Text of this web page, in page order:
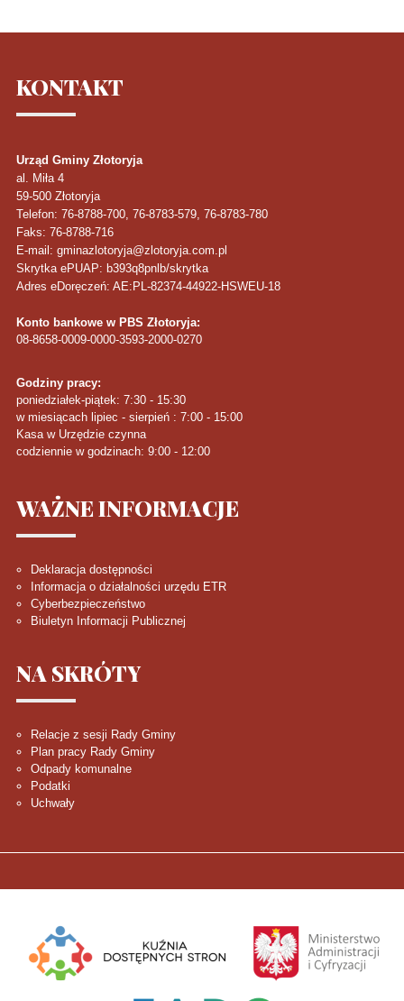
KONTAKT
Urząd Gminy Złotoryja
al. Miła 4
59-500 Złotoryja
Telefon: 76-8788-700, 76-8783-579, 76-8783-780
Faks: 76-8788-716
E-mail: gminazlotoryja@zlotoryja.com.pl
Skrytka ePUAP: b393q8pnlb/skrytka
Adres eDoręczeń: AE:PL-82374-44922-HSWEU-18
Konto bankowe w PBS Złotoryja:
08-8658-0009-0000-3593-2000-0270
Godziny pracy:
poniedziałek-piątek: 7:30 - 15:30
w miesiącach lipiec - sierpień : 7:00 - 15:00
Kasa w Urzędzie czynna
codziennie w godzinach: 9:00 - 12:00
WAŻNEINFORMACJE
Deklaracja dostępności
Informacja o działalności urzędu ETR
Cyberbezpieczeństwo
Biuletyn Informacji Publicznej
NA SKRÓTY
Relacje z sesji Rady Gminy
Plan pracy Rady Gminy
Odpady komunalne
Podatki
Uchwały